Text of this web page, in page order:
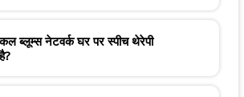
ब्लूम्स नेटवर्क घर पर स्पीच थेरेपी